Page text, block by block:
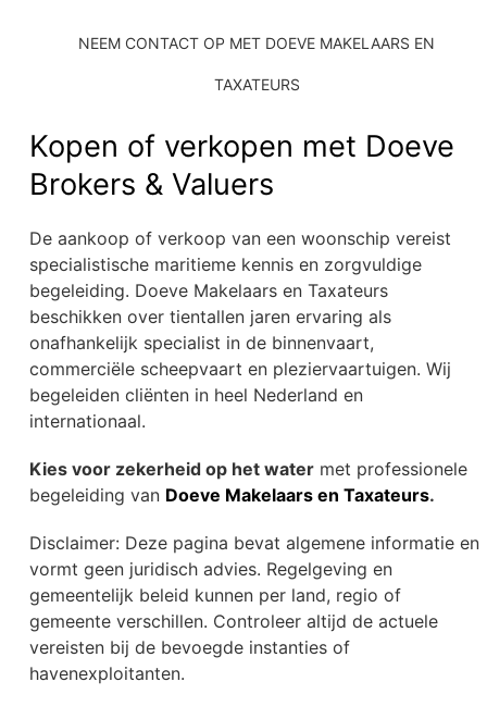
NEEM CONTACT OP MET DOEVE MAKELAARS EN
TAXATEURS
Kopen of verkopen met Doeve
Brokers & Valuers
De aankoop of verkoop van een woonschip vereist
specialistische maritieme kennis en zorgvuldige
begeleiding. Doeve Makelaars en Taxateurs
beschikken over tientallen jaren ervaring als
onafhankelijk specialist in de binnenvaart,
commerciële scheepvaart en pleziervaartuigen. Wij
begeleiden cliënten in heel Nederland en
internationaal.
Kies voor zekerheid op het water met professionele
begeleiding van Doeve Makelaars en Taxateurs.
Disclaimer: Deze pagina bevat algemene informatie en
vormt geen juridisch advies. Regelgeving en
gemeentelijk beleid kunnen per land, regio of
gemeente verschillen. Controleer altijd de actuele
vereisten bij de bevoegde instanties of
havenexploitanten.